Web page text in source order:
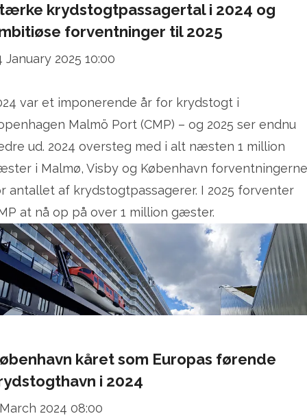
krydstogtpassagertal i 2024 og
forventninger til 2025
January 2025 10:00
var et imponerende år for krydstogt i
Malmö Port (CMP) – og 2025 ser endnu
ud. 2024 oversteg med i alt næsten 1 million
i Malmø, Visby og København forventningerne
antallet af krydstogtpassagerer. I 2025 forventer
at nå op på over 1 million gæster.
kåret som Europas førende
i 2024
2024 08:00